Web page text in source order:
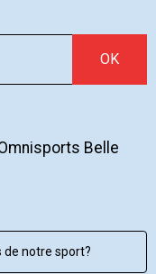
OK
Belle
de notre sport?